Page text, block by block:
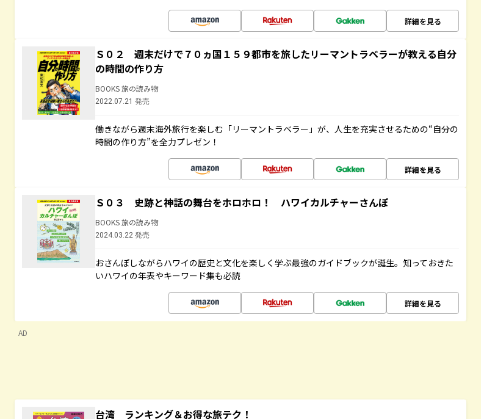
詳細を見る
Ｓ０２ 週末だけで７０ヵ国１５９都市を旅したリーマントラベラーが教える自分
の時間の作り方
BOOKS 旅の読み物
2022.07.21 発売
働きながら週末海外旅行を楽しむ「リーマントラベラー」が、人生を充実させるための“自分の
時間の作り方”を全力プレゼン！
詳細を見る
Ｓ０３ 史跡と神話の舞台をホロホロ！ ハワイカルチャーさんぽ
BOOKS 旅の読み物
2024.03.22 発売
おさんぽしながらハワイの歴史と文化を楽しく学ぶ最強のガイドブックが誕生。知っておきた
いハワイの年表やキーワード集も必読
詳細を見る
AD
台湾 ランキング＆お得な旅テク！